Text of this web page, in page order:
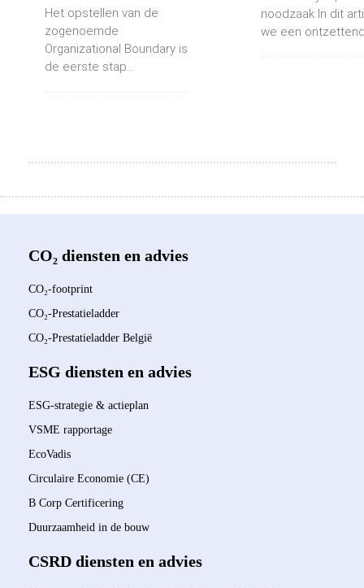
Het opstellen van de
zogenoemde
Organizational Boundary is
de eerste stap...
noodzaak In dit
we een
CO₂ diensten en advies
CO₂-footprint
CO₂-Prestatieladder
CO₂-Prestatieladder België
ESG diensten en advies
ESG-strategie & actieplan
VSME rapportage
EcoVadis
Circulaire Economie (CE)
B Corp Certificering
Duurzaamheid in de bouw
CSRD diensten en advies